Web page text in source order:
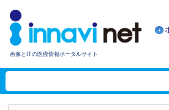
画像とITの医療情報ポータルサイト